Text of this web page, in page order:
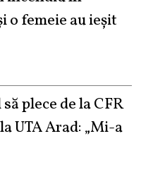
o femeie au ieșit
plece de la CFR
UTA Arad: „Mi-a